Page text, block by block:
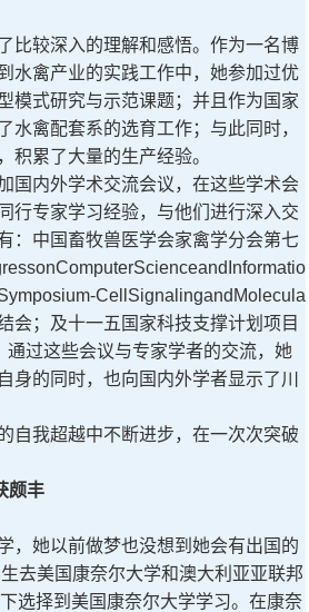
较深入的理解和感悟。作为一名博
水禽产业的实践工作中，她参加过优
模式研究与示范课题；并且作为国家
禽配套系的选育工作；与此同时，
积累了大量的生产经验。
内外学术交流会议，在这些学术会
行专家学习经验，与他们进行深入交
：中国畜牧兽医学会家禽学分会第七
CellSignalingandMolecula
会；及十一五国家科技支撑计划项目
通过这些会议与专家学者的交流，她
身的同时，也向国内外学者显示了川
我超越中不断进步，在一次次突破
丰
她以前做梦也没想到她会有出国的
去美国康奈尔大学和澳大利亚亚联邦
选择到美国康奈尔大学学习。在康奈